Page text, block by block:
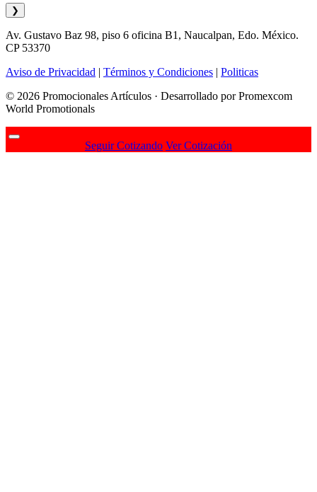
❯
Av. Gustavo Baz 98, piso 6 oficina B1, Naucalpan, Edo. México.
CP 53370
Aviso de Privacidad | Términos y Condiciones | Politicas
© 2026 Promocionales Artículos · Desarrollado por Promexcom
World Promotionals
Seguir Cotizando Ver Cotización